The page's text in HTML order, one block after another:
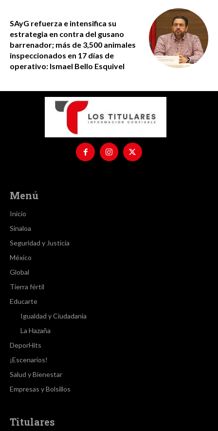
SAyG refuerza e intensifica su
estrategia en contra del gusano
barrenador; más de 3,500 animales
inspeccionados en 17 días de
operativo: Ismael Bello Esquivel
Menú
Inicio
Sinaloa
Seguridad y Justicia
México
Global
Tierra fértil
Educarte
Igualdad y Ciudadanía
La Hazaña
DeporHits
¡Escenarios!
Salud y Bienestar
Empresas y Bolsillos
Titulares